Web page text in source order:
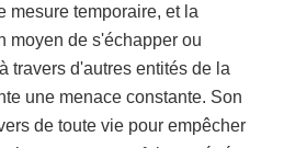
mesure temporaire, et la
moyen de s'échapper ou
travers d'autres entités de la
une menace constante. Son
de toute vie pour empêcher